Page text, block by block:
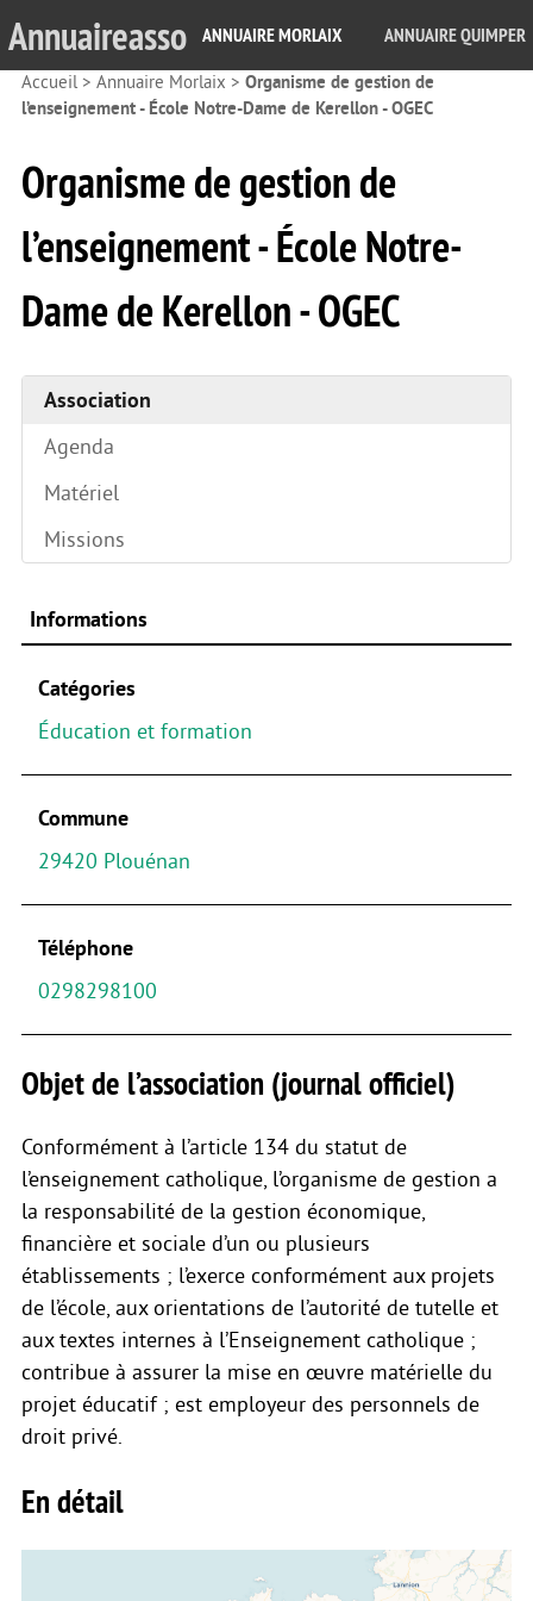
Annuaireasso ANNUAIRE MORLAIX ANNUAIRE QUIMPER
Accueil> Annuaire Morlaix > Organisme de gestion de
l’enseignement - École Notre-Dame de Kerellon - OGEC
Organisme de gestion de
l’enseignement - École Notre-
Dame de Kerellon - OGEC
Association
Agenda
Matériel
Missions
Informations
Catégories
Éducation et formation
Commune
29420 Plouénan
Téléphone
0298298100
Objet de l’association (journal officiel)
Conformément à l’article 134 du statut de
l’enseignement catholique, l’organisme de gestion a
la responsabilité de la gestion économique,
financière et sociale d’un ou plusieurs
établissements ; l’exerce conformément aux projets
de l’école, aux orientations de l’autorité de tutelle et
aux textes internes à l’Enseignement catholique ;
contribue à assurer la mise en œuvre matérielle du
projet éducatif ; est employeur des personnels de
droit privé.
En détail